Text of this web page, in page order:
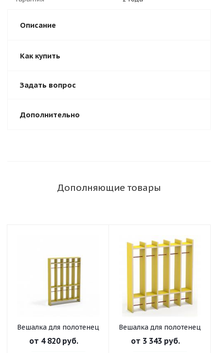
Описание
Как купить
Задать вопрос
Дополнительно
Дополняющие товары
Вешалка для полотенец
2-ярусная напольная
от 4 820 руб.
Вешалка для полотенец
2-ярусная настенная
от 3 343 руб.